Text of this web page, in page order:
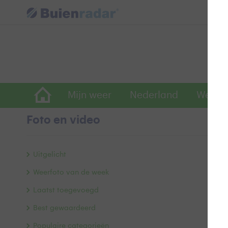
Mijn weer Nederland
Foto en video
Uitgelicht
Weerfoto van de week
Laatst toegevoegd
Best gewaardeerd
Populaire categorieën